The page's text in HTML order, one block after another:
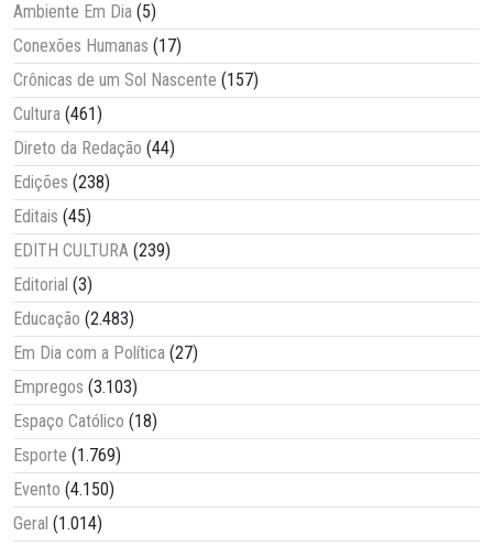
Ambiente Em Dia (5)
Conexões Humanas (17)
Crônicas de um Sol Nascente (157)
Cultura (461)
Direto da Redação (44)
Edições (238)
Editais (45)
EDITH CULTURA (239)
Editorial (3)
Educação (2.483)
Em Dia com a Política (27)
Empregos (3.103)
Espaço Católico (18)
Esporte (1.769)
Evento (4.150)
Geral (1.014)